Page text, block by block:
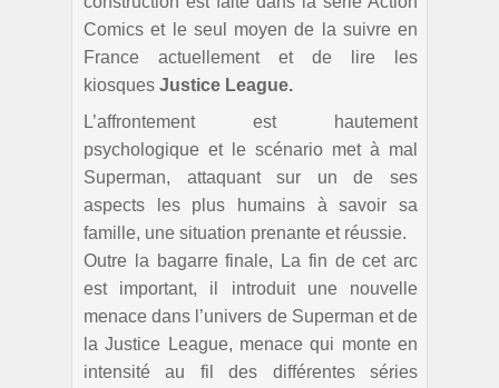
Comics et le seul moyen de la suivre en
France actuellement et de lire les
kiosques Justice League.
L’affrontement est hautement
psychologique et le scénario met à mal
Superman, attaquant sur un de ses
aspects les plus humains à savoir sa
famille, une situation prenante et réussie.
Outre la bagarre finale, La fin de cet arc
est important, il introduit une nouvelle
menace dans l’univers de Superman et de
la Justice League, menace qui monte en
intensité au fil des différentes séries